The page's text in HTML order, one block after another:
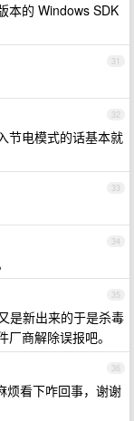
本的 Windows SDK
31
32
节电模式的话基本就
33
34
35
是新出来的于是杀毒
商解除误报吧。
36
烦看下咋回事，谢谢